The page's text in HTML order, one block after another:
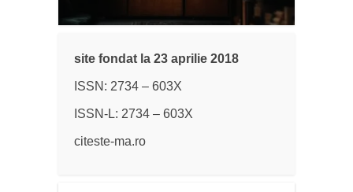
site fondat la 23 aprilie 2018
ISSN: 2734 – 603X
ISSN-L: 2734 – 603X
citeste-ma.ro